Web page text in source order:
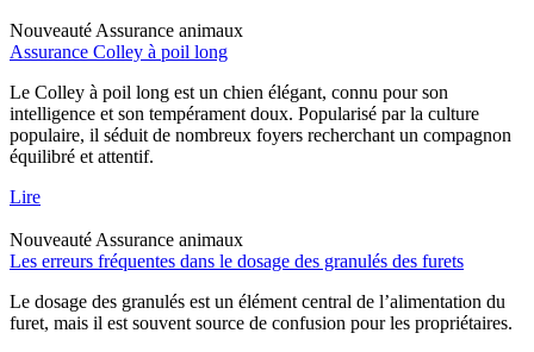
Nouveauté Assurance animaux
Assurance Colley à poil long
Le Colley à poil long est un chien élégant, connu pour son
intelligence et son tempérament doux. Popularisé par la culture
populaire, il séduit de nombreux foyers recherchant un compagnon
équilibré et attentif.
Lire
Nouveauté Assurance animaux
Les erreurs fréquentes dans le dosage des granulés des furets
Le dosage des granulés est un élément central de l’alimentation du
furet, mais il est souvent source de confusion pour les propriétaires.